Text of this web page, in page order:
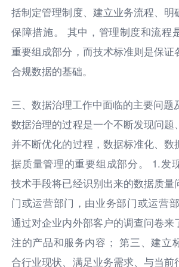
括制定管理制度、建立业务流程、明
保障措施。 其中，管理制度和流程
重要组成部分，而技术标准则是保证
合规数据的基础。
三、数据治理工作中面临的主要问题
数据治理的过程是一个不断发现问题
并不断优化的过程，数据标准化、数
据质量管理的重要组成部分。 1.发
技术手段将已经识别出来的数据质量
门或运营部门，由业务部门或运营
通过对企业内外部客户的调查问卷来
注的产品和服务内容； 第三、建立
合行业现状、满足业务需求、与当前